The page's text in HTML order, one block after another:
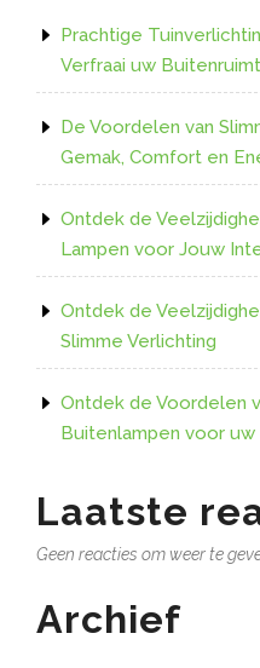
Prachtige
Verfraai uw
De Voordelen van
Gemak, Comfort en
Ontdek de
Lampen voor Jouw
Ontdek de
Slimme Verlichting
Ontdek de Voordelen
Buitenlampen voor
Laatste
Geen reacties om weer te
Archief